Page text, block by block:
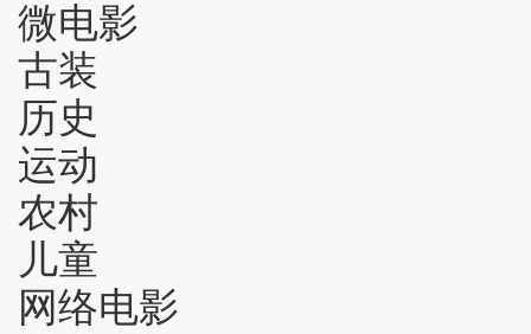
微电影
古装
历史
运动
农村
儿童
网络电影